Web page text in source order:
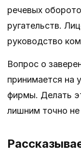
речевых
ругательств.
руководство
Вопрос о
принимается на
фирмы. Делать
лишним точно не